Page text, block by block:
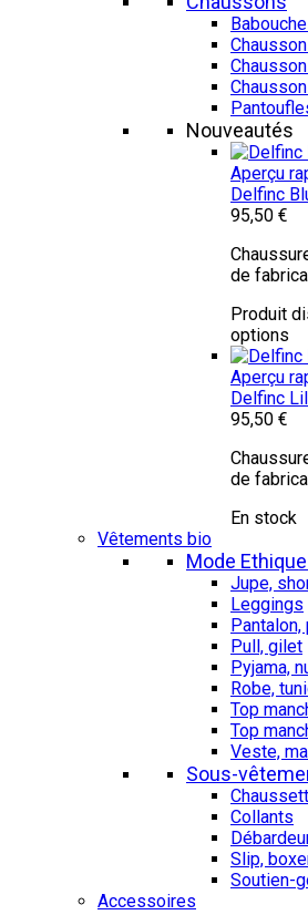
Nouveautés
Aperçu
Delfinc
95,50 €
de
Produit
options
Aperçu
Delfinc
95,50 €
de
En stock
Vêtements bio
Mode
Jupe,
Leggings
Pull, gilet
Pyjama,
Robe,
Top
Top
Veste,
Sous-
Collants
Slip,
Soutien-
Accessoires